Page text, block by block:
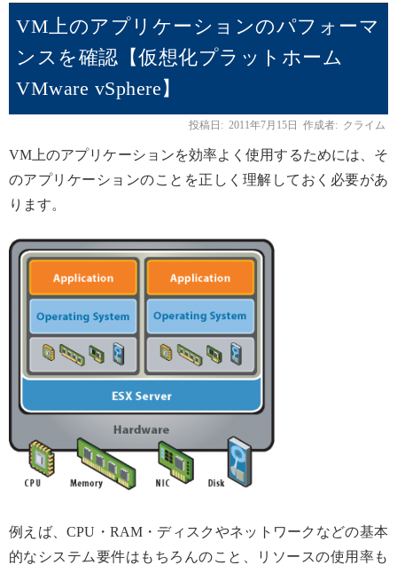
VM上のアプリケーションのパフォーマ
ンスを確認【仮想化プラットホーム
VMware vSphere】
投稿日: 2011年7月15日 作成者: クライム
VM上のアプリケーションを効率よく使用するためには、そ
のアプリケーションのことを正しく理解しておく必要があ
ります。
例えば、CPU・RAM・ディスクやネットワークなどの基本
的なシステム要件はもちろんのこと、リソースの使用率も